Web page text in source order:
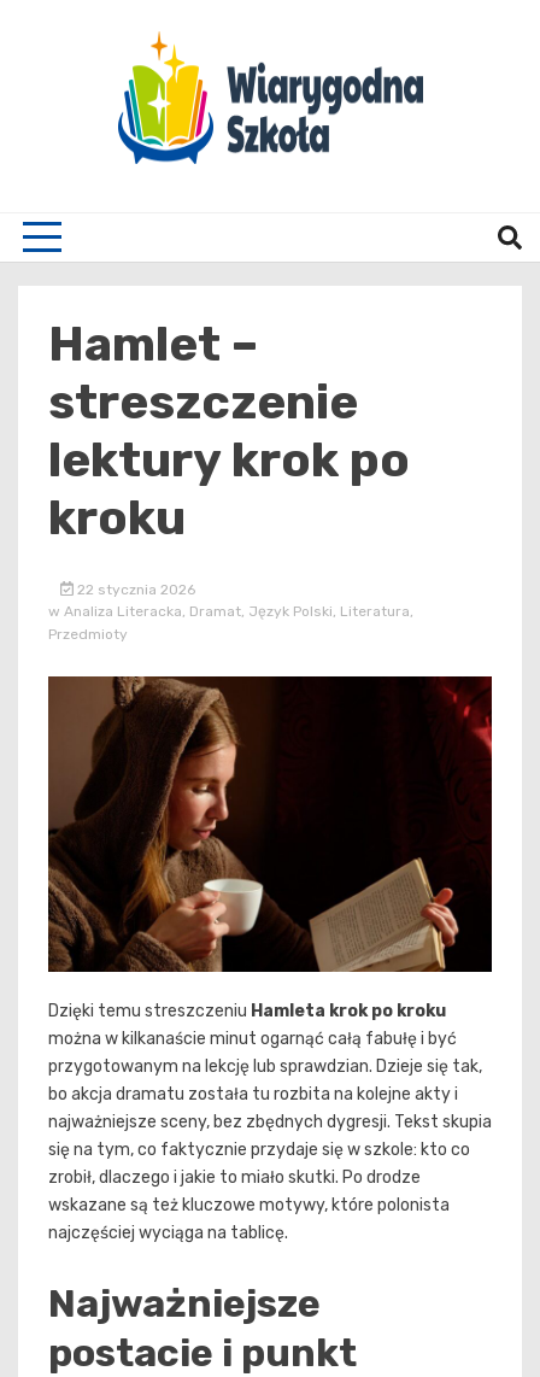
Hamlet –
streszczenie
lektury krok po
kroku
22 stycznia 2026
w Analiza Literacka Dramat Język Polski Literatura
Przedmioty
Dzięki temu streszczeniu Hamleta krok po kroku
można w kilkanaście minut ogarnąć całą fabułę i być
przygotowanym na lekcję lub sprawdzian. Dzieje się tak,
bo akcja dramatu została tu rozbita na kolejne akty i
najważniejsze sceny, bez zbędnych dygresji. Tekst skupia
się na tym, co faktycznie przydaje się w szkole: kto co
zrobił, dlaczego i jakie to miało skutki. Po drodze
wskazane są też kluczowe motywy, które polonista
najczęściej wyciąga na tablicę.
Najważniejsze
postacie i punkt